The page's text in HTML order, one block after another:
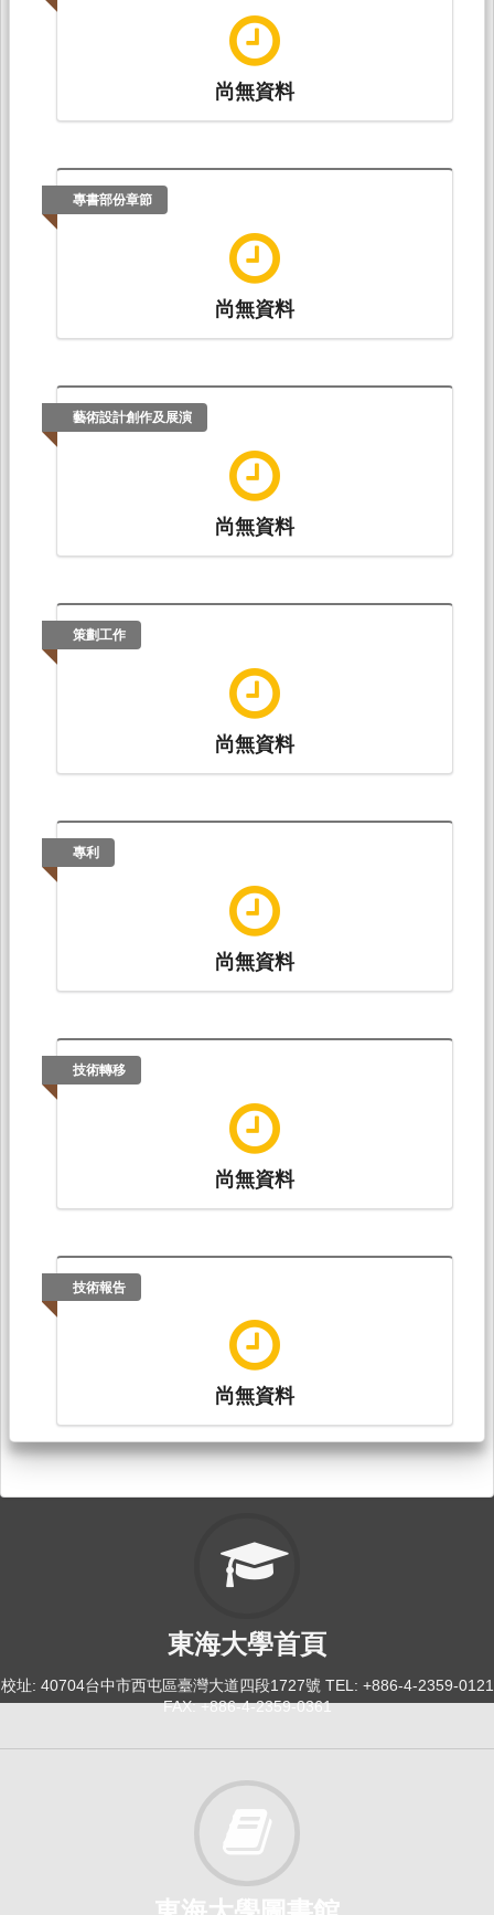
Taiwan Economic Association Annual
Conference, 台北: 台灣經濟學會.
尚無資料
專書部份章節
尚無資料
藝術設計創作及展演
尚無資料
策劃工作
尚無資料
專利
尚無資料
技術轉移
尚無資料
技術報告
尚無資料
東海大學首頁
校址: 40704台中市西屯區臺灣大道四段1727號 TEL: +886-4-2359-0121
FAX: +886-4-2359-0361